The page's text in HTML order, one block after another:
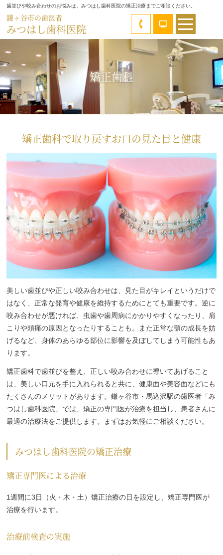
歯並びや咬み合わせのお悩みは、みつはし歯科医院の矯正治療までご相談ください。
鎌ヶ谷市の歯医者
みつはし歯科医院
矯正歯科
矯正歯科で取り戻すお口の見た目と健康
美しい歯並びや正しい咬み合わせは、見た目がキレイというだけで
はなく、正常な発育や健康を維持するためにとても重要です。逆に
咬み合わせが悪ければ、虫歯や歯周病にかかりやすくなったり、肩
こりや頭痛の原因となったりすることも。また正常な顎の成長を妨
げるなど、身体のあらゆる部位に影響を及ぼしてしまう可能性もあ
ります。
矯正歯科で歯並びを整え、正しい咬み合わせに導いてあげること
は、美しい口元を手に入れられると共に、健康面や美容面などにも
たくさんのメリットがあります。鎌ヶ谷市・馬込沢駅の歯医者「み
つはし歯科医院」では、矯正の専門医が治療を担当し、患者さんに
最適の治療法をご提供します。まずはお気軽にご相談ください。
みつはし歯科医院の矯正治療
矯正専門医による治療
1週間に3日（火・木・土）矯正治療の日を設定し、矯正専門医が
治療を行います。
治療前検査の実施